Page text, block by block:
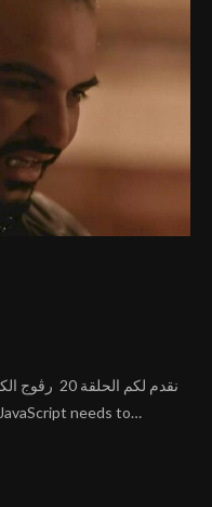
ثانية. يقع انشاء رابط المشاهدةشاهد الآنJavaScript needs to…